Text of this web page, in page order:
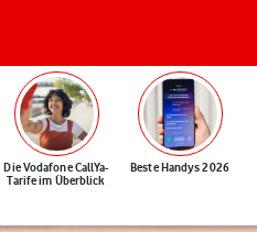
Die Vodafone CallYa-
Tarife im Überblick
Beste Handys 2026